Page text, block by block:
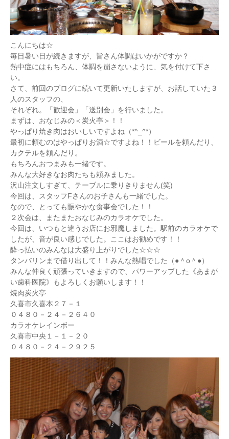
こんにちは☆
毎日暑い日が続きますが、皆さん体調はいかがですか？
熱中症にはもちろん、体調を崩さないように、気を付けて下さ
い。
さて、前回のブログに続いて更新いたしますが、お話していた３
人のスタッフの、
それぞれ。「歓迎会」「送別会」を行いました。
まずは、おなじみの＜炭火亭＞！！
やっぱり焼き肉はおいしいですよね（*^_^*）
最初に頼むのはやっぱりお酒☆ですよね！！ビールを頼んだり、
カクテルを頼んだり。
もちろんおつまみも一緒です。
みんな大好きなお肉たちも頼みました。
沢山注文しすぎて、テーブルに乗りきりません(笑)
今回は、スタッフFさんのお子さんも一緒でした。
なので、とっても賑やかな食事会でした！！
２次会は、またまたおなじみのカラオケでした。
今回は、いつもと違うお店にお邪魔しました。駅前のカラオケで
したが、音が良い感じでした。ここはお勧めです！！
酔っ払いのみんなは大盛り上がりでした☆☆☆
タンバリンまで借り出して！！みんな熱唱でした（●＾o＾●）
みんな仲良く頑張っていきますので、パワーアップした《あまが
い歯科医院》もよろしくお願いします！！
焼肉炭火亭
久喜市久喜本２７－１
０４８０－２４－２６４０
カラオケレインボー
久喜市中央１－１－２０
０４８０－２４－２９２５